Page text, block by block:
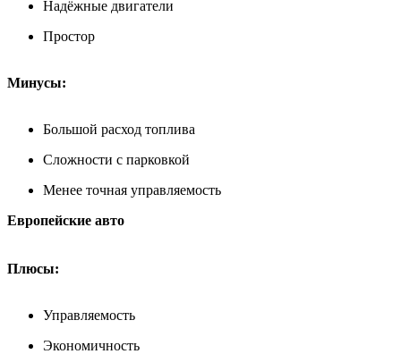
Надёжные двигатели
Простор
Минусы:
Большой расход топлива
Сложности с парковкой
Менее точная управляемость
Европейские авто
Плюсы:
Управляемость
Экономичность